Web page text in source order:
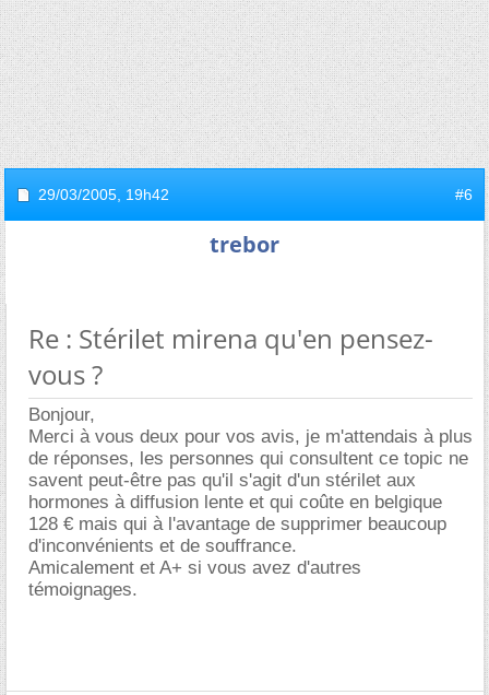
29/03/2005, 19h42 #6
trebor
Re : Stérilet mirena qu'en pensez-
vous ?
Bonjour,
Merci à vous deux pour vos avis, je m'attendais à plus
de réponses, les personnes qui consultent ce topic ne
savent peut-être pas qu'il s'agit d'un stérilet aux
hormones à diffusion lente et qui coûte en belgique
128 € mais qui à l'avantage de supprimer beaucoup
d'inconvénients et de souffrance.
Amicalement et A+ si vous avez d'autres
témoignages.